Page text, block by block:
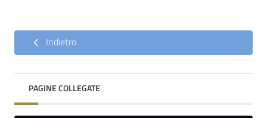
Indietro
PAGINE COLLEGATE